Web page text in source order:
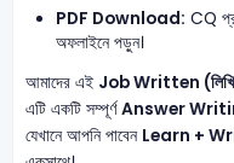
PDF Download: CQ
অফলাইনে পড়ুন।
আমাদের এই Job Written
এটি একটি সম্পূর্ণAnswer
যেখানে আপনি পাবেন Learn +